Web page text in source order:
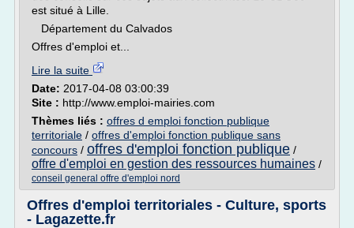
est situé à Lille.
Département du Calvados
Offres d'emploi et...
Lire la suite
Date: 2017-04-08 03:00:39
Site : http://www.emploi-mairies.com
Thèmes liés : offres d emploi fonction publique
territoriale / offres d'emploi fonction publique sans
concours / offres d'emploi fonction publique /
offre d'emploi en gestion des ressources humaines /
conseil general offre d'emploi nord
Offres d'emploi territoriales - Culture, sports
- Lagazette.fr